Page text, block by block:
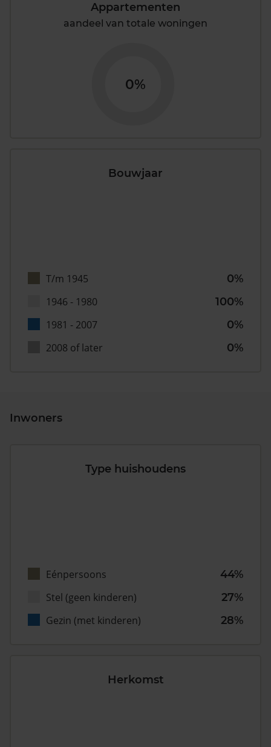
Appartementen
aandeel van totale woningen
0%
Bouwjaar
T/m 1945
0%
1946 - 1980
100%
1981 - 2007
0%
2008 of later
0%
Inwoners
Type huishoudens
Eénpersoons
44%
Stel (geen kinderen)
27%
Gezin (met kinderen)
28%
Herkomst